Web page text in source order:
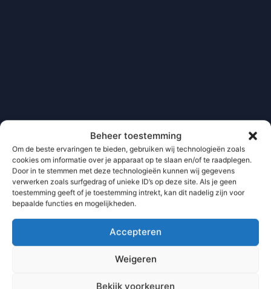
Beheer toestemming
Om de beste ervaringen te bieden, gebruiken wij technologieën zoals
cookies om informatie over je apparaat op te slaan en/of te raadplegen.
Door in te stemmen met deze technologieën kunnen wij gegevens
verwerken zoals surfgedrag of unieke ID’s op deze site. Als je geen
toestemming geeft of je toestemming intrekt, kan dit nadelig zijn voor
bepaalde functies en mogelijkheden.
Accepteren
Weigeren
Bekijk voorkeuren